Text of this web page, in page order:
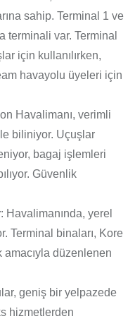
sahip. Terminal 1 ve
terminali var. Terminal
için kullanılırken,
havayolu üyeleri için
Havalimanı, verimli
biliniyor. Uçuşlar
bagaj işlemleri
Güvenlik
: Havalimanında, yerel
Terminal binaları, Kore
amacıyla düzenlenen
geniş bir yelpazede
hizmetlerden